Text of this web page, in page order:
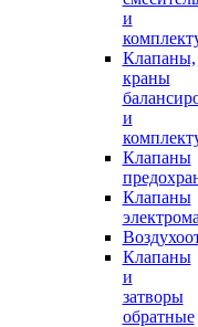
и
Клапаны,
краны
и
Клапаны
Клапаны
Клапаны
и
затворы
обратные